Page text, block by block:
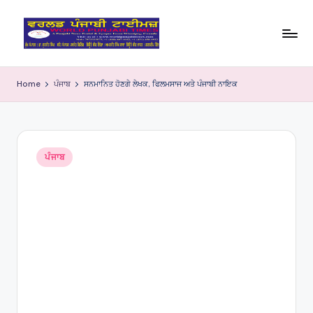
o
rl
d
Home ਪੰਜਾਬ ਸਨਮਾਨਿਤ ਹੋਣਗੇ ਲੇਖਕ, ਫਿਲਮਸਾਜ ਅਤੇ ਪੰਜਾਬੀ ਨਾਇਕ
Posted
in
ਪੰਜਾਬ